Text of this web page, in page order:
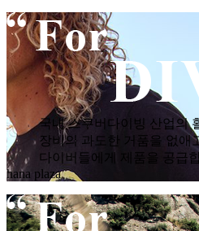
국내 스쿠버다이빙 산업의
장비의 과도한 거품을 없애
다이버들에게 제품을 공급
hana plaza